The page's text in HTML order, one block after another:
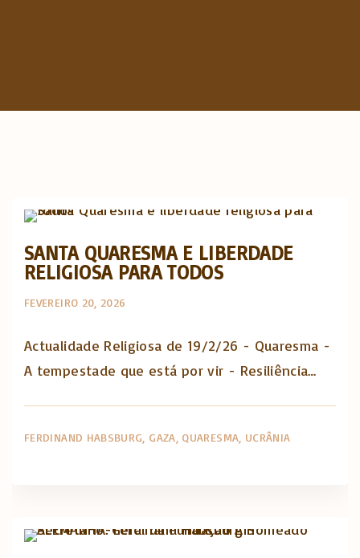
SANTA QUARESMA E LIBERDADE
RELIGIOSA PARA TODOS
FEVEREIRO 20, 2026
Actualidade Religiosa de 19/2/26 - Quaresma -
A tempestade que está por vir - Resiliência…
FERDINAND HABSBURG GAZA QUARESMA UCRÂNIA